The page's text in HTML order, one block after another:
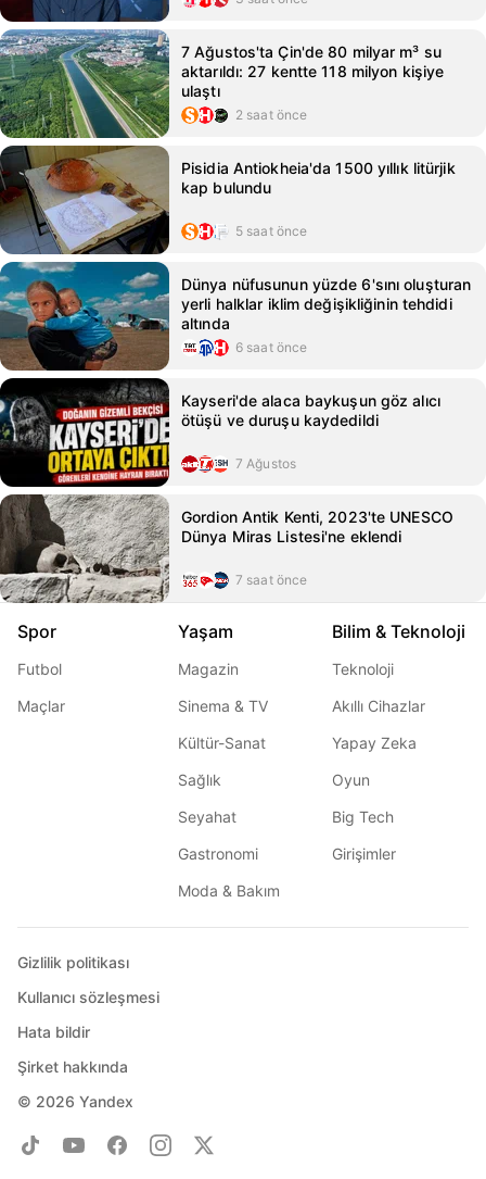
7 Ağustos'ta Çin'de 80 milyar m³ su
aktarıldı: 27 kentte 118 milyon kişiye
ulaştı
2 saat önce
Pisidia Antiokheia'da 1500 yıllık litürjik
kap bulundu
5 saat önce
Dünya nüfusunun yüzde 6'sını oluşturan
yerli halklar iklim değişikliğinin tehdidi
altında
6 saat önce
Kayseri'de alaca baykuşun göz alıcı
ötüşü ve duruşu kaydedildi
7 Ağustos
Gordion Antik Kenti, 2023'te UNESCO
Dünya Miras Listesi'ne eklendi
7 saat önce
Spor
Futbol
Maçlar
Yaşam
Magazin
Sinema & TV
Kültür-Sanat
Sağlık
Seyahat
Gastronomi
Moda & Bakım
Bilim & Teknoloji
Teknoloji
Akıllı Cihazlar
Yapay Zeka
Oyun
Big Tech
Girişimler
© 2026 Yandex
Gizlilik politikası
Kullanıcı sözleşmesi
Hata bildir
Şirket hakkında